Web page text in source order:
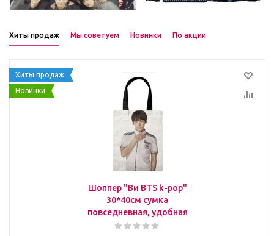
Хиты продаж Мы советуем Новинки По акции
Хиты продаж
Новинки
Шоппер "Ви BTS k-pop"
30*40см сумка
повседневная, удобная